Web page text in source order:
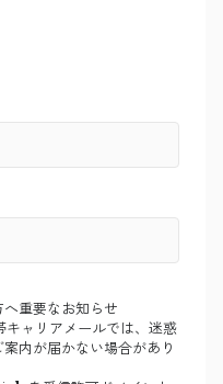
重要なお知らせ
ャリアメールでは、迷惑
内が届かない場合があり